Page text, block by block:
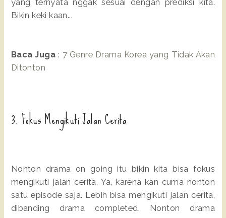
yang ternyata nggak sesuai dengan prediksi kita.
Bikin keki kaan...
Baca Juga : 7 Genre Drama Korea yang Tidak Akan
Ditonton
3. Fokus Mengikuti Jalan Cerita
Nonton drama on going itu bikin kita bisa fokus
mengikuti jalan cerita. Ya, karena kan cuma nonton
satu episode saja. Lebih bisa mengikuti jalan cerita,
dibanding drama completed. Nonton drama